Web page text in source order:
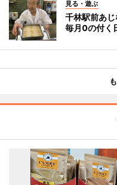
見る・遊ぶ
千林駅前あ
毎月0の付く